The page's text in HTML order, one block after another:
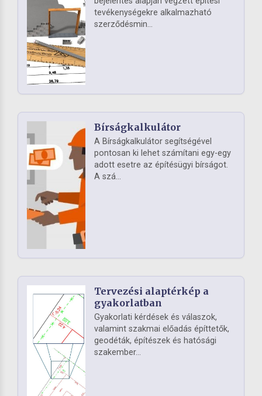
tevékenységekre alkalmazható
szerződésmin...
Bírságkalkulátor
A Bírságkalkulátor segítségével
pontosan ki lehet számítani egy-egy
adott esetre az építésügyi bírságot.
A szá...
Tervezési alaptérkép a
gyakorlatban
Gyakorlati kérdések és válaszok,
valamint szakmai előadás építtetők,
geodéták, építészek és hatósági
szakember...